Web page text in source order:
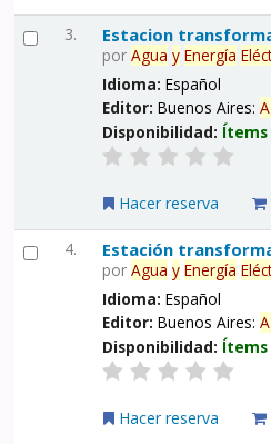
3. Estacion
porAgua y Energía
Idioma:Español
Editor:Buenos Aires:
Disponibilidad:
Hacer reserva
4. Estación
porAgua y Energía
Idioma:Español
Editor:Buenos Aires:
Disponibilidad:
Hacer reserva